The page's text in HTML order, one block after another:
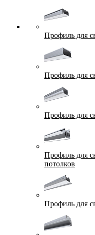
Профиль для
Профиль для
Профиль для
Профиль для
потолков
Профиль для